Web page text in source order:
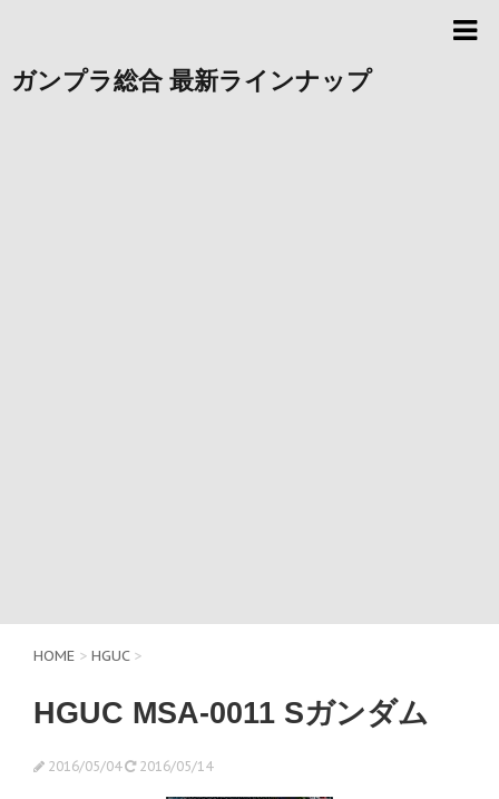
ガンプラ総合 最新ラインナップ
HOME > HGUC >
HGUC MSA-0011 Sガンダム
2016/05/04 2016/05/14